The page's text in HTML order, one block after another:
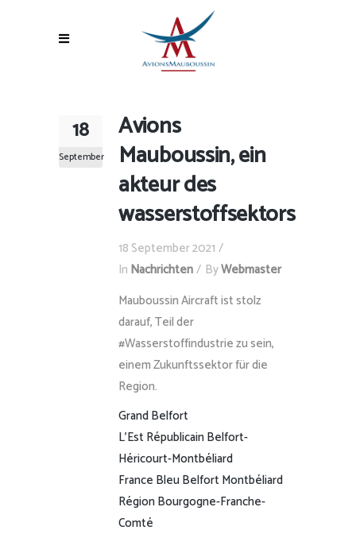
18
September
Avions
Mauboussin, ein
akteur des
wasserstoffsektors
18 September 2021
In Nachrichten ByWebmaster
Mauboussin Aircraft ist stolz
darauf, Teil der
#Wasserstoffindustrie zu sein,
einem Zukunftssektor für die
Region.
Grand Belfort
L’Est Républicain Belfort-
Héricourt-Montbéliard
France Bleu Belfort Montbéliard
Région Bourgogne-Franche-
Comté